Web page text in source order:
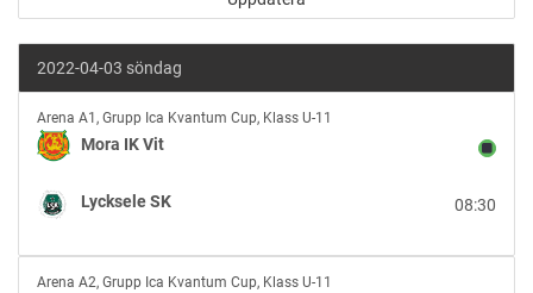
2022-04-03 söndag
Mora
IK
Vit
vs
Lycksele
Arena A1 , Grupp Ica Kvantum Cup, Klass U-11
Mora IK Vit
Lycksele SK 08:30
Rosenborg
Arena A2, Grupp Ica Kvantum Cup, Klass U-11